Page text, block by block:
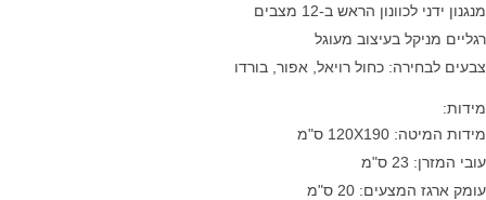
מנגנון ידני לכוונון הראש ב-12 מצבים
רגליים מניקל בעיצוב מעוגל
צבעים לבחירה: כחול רויאל, אפור, בורדו
מידות:​
מידות המיטה: 120X190 ס"מ
עובי המזרן: 23 ס"מ
עומק ארגז המצעים: 20 ס"מ